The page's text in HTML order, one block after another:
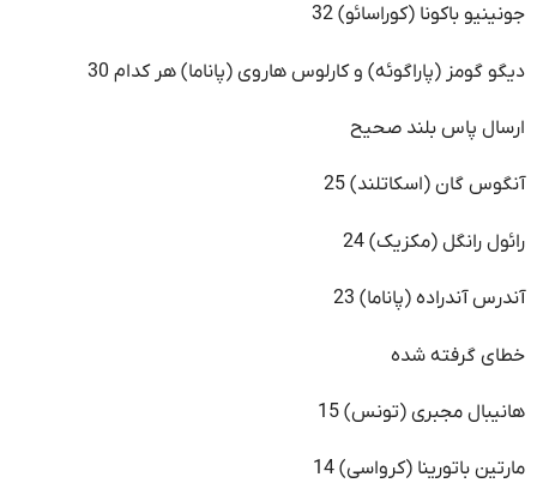
جونینیو باکونا (کوراسائو) 32
دیگو گومز (پاراگوئه) و کارلوس هاروی (پاناما) هر کدام 30
ارسال پاس بلند صحیح
آنگوس گان (اسکاتلند) 25
رائول رانگل (مکزیک) 24
آندرس آندراده (پاناما) 23
خطای گرفته شده
هانیبال مجبری (تونس) 15
مارتین باتورینا (کرواسی) 14